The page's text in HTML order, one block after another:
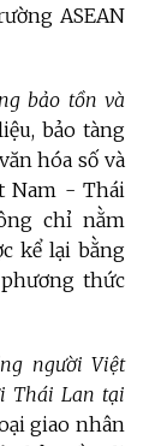
ASEAN
bảo tồn và
bảo tàng
hóa số và
Nam - Thái
chỉ nằm
kể lại bằng
thức
người Việt
Thái Lan tại
giao nhân